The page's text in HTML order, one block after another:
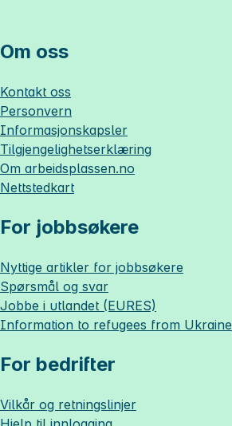
Om oss
Kontakt oss
Personvern
Informasjonskapsler
Tilgjengelighetserklæring
Om arbeidsplassen.no
Nettstedkart
For jobbsøkere
Nyttige artikler for jobbsøkere
Spørsmål og svar
Jobbe i utlandet (EURES)
Information to refugees from Ukraine
For bedrifter
Vilkår og retningslinjer